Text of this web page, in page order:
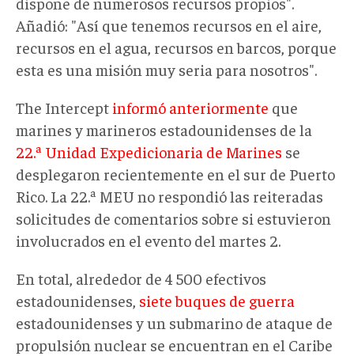
Añadió: "Así que tenemos recursos en el aire,
recursos en el agua, recursos en barcos, porque
esta es una misión muy seria para nosotros".
The Intercept informó anteriormente que
marines y marineros estadounidenses de la
22.ª Unidad Expedicionaria de Marines se
desplegaron recientemente en el sur de Puerto
Rico. La 22.ª MEU no respondió las reiteradas
solicitudes de comentarios sobre si estuvieron
involucrados en el evento del martes 2.
En total, alrededor de 4 500 efectivos
estadounidenses, siete buques de guerra
estadounidenses y un submarino de ataque de
propulsión nuclear se encuentran en el Caribe